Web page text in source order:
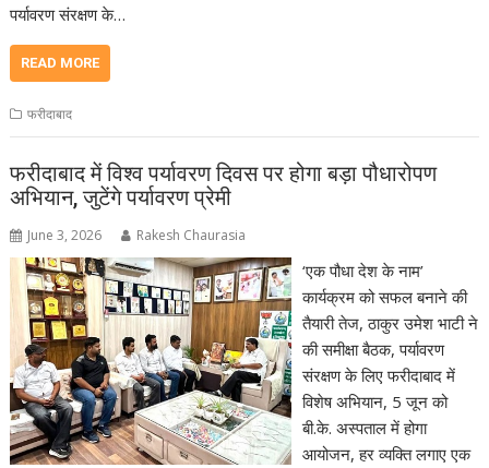
पर्यावरण संरक्षण के…
READ MORE
फरीदाबाद
फरीदाबाद में विश्व पर्यावरण दिवस पर होगा बड़ा पौधारोपण
अभियान, जुटेंगे पर्यावरण प्रेमी
June 3, 2026 Rakesh Chaurasia
‘एक पौधा देश के नाम’
कार्यक्रम को सफल बनाने की
तैयारी तेज, ठाकुर उमेश भाटी ने
की समीक्षा बैठक, पर्यावरण
संरक्षण के लिए फरीदाबाद में
विशेष अभियान, 5 जून को
बी.के. अस्पताल में होगा
आयोजन, हर व्यक्ति लगाए एक